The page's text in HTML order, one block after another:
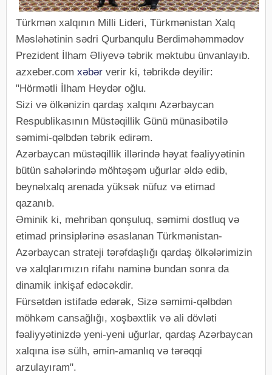
Türkmən xalqının Milli Lideri, Türkmənistan Xalq
Məsləhətinin sədri Qurbanqulu Berdiməhəmmədov
Prezident İlham Əliyevə təbrik məktubu ünvanlayıb.
azxeber.com xəbər verir ki, təbrikdə deyilir:
"Hörmətli İlham Heydər oğlu.
Sizi və ölkənizin qardaş xalqını Azərbaycan
Respublikasının Müstəqillik Günü münasibətilə
səmimi-qəlbdən təbrik edirəm.
Azərbaycan müstəqillik illərində həyat fəaliyyətinin
bütün sahələrində möhtəşəm uğurlar əldə edib,
beynəlxalq arenada yüksək nüfuz və etimad
qazanıb.
Əminik ki, mehriban qonşuluq, səmimi dostluq və
etimad prinsiplərinə əsaslanan Türkmənistan-
Azərbaycan strateji tərəfdaşlığı qardaş ölkələrimizin
və xalqlarımızın rifahı naminə bundan sonra da
dinamik inkişaf edəcəkdir.
Fürsətdən istifadə edərək, Sizə səmimi-qəlbdən
möhkəm cansağlığı, xoşbəxtlik və ali dövləti
fəaliyyətinizdə yeni-yeni uğurlar, qardaş Azərbaycan
xalqına isə sülh, əmin-amanlıq və tərəqqi
arzulayıram".